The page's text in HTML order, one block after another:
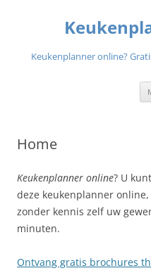
Keukenplanner online?
Home
Keukenplanner online? U
deze keukenplanner
zonder kennis zelf uw
minuten.
Ontvang gratis brochures